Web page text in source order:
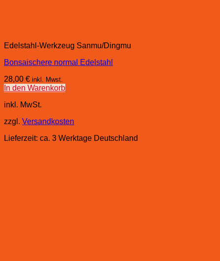
Edelstahl-Werkzeug Sanmu/Dingmu
Bonsaischere normal Edelstahl
28,00 € inkl. Mwst.
In den Warenkorb
inkl. MwSt.
zzgl. Versandkosten
Lieferzeit: ca. 3 Werktage Deutschland